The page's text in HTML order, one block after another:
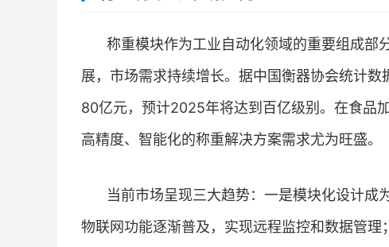
称重模块作为工业自动化领域的重要组成部
展，市场需求持续增长。据中国衡器协会统计
80亿元，预计2025年将达到百亿级别。在食品
高精度、智能化的称重解决方案需求尤为旺盛。
当前市场呈现三大趋势：一是模块化设计成
物联网功能逐渐普及，实现远程监控和数据管